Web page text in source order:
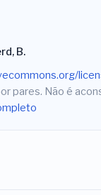
B.
pares. Não é